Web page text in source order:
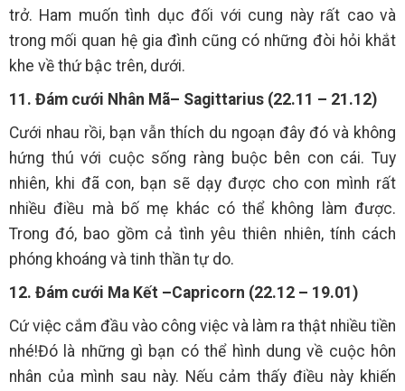
trở. Ham muốn tình dục đối với cung này rất cao và
trong mối quan hệ gia đình cũng có những đòi hỏi khắt
khe về thứ bậc trên, dưới.
11. Đám cưới Nhân Mã– Sagittarius (22.11 – 21.12)
Cưới nhau rồi, bạn vẫn thích du ngoạn đây đó và không
hứng thú với cuộc sống ràng buộc bên con cái. Tuy
nhiên, khi đã con, bạn sẽ dạy được cho con mình rất
nhiều điều mà bố mẹ khác có thể không làm được.
Trong đó, bao gồm cả tình yêu thiên nhiên, tính cách
phóng khoáng và tinh thần tự do.
12. Đám cưới Ma Kết –Capricorn (22.12 – 19.01)
Cứ việc cắm đầu vào công việc và làm ra thật nhiều tiền
nhé!Đó là những gì bạn có thể hình dung về cuộc hôn
nhân của mình sau này. Nếu cảm thấy điều này khiến